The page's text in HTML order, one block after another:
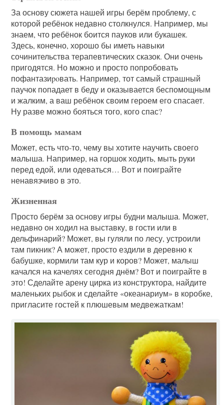
За основу сюжета нашей игры берём проблему, с
которой ребёнок недавно столкнулся. Например, мы
знаем, что ребёнок боится пауков или букашек.
Здесь, конечно, хорошо бы иметь навыки
сочинительства терапевтических сказок. Они очень
пригодятся. Но можно и просто попробовать
пофантазиpoвать. Например, тот самый страшный
паучок попадает в беду и оказывается беспомощным
и жалким, а ваш ребёнок своим героем его спасает.
Ну разве можно бояться того, кого спас?
В помощь мамам
Может, есть что-то, чему вы хотите научить своего
малыша. Например, на горшок ходить, мыть руки
перед едой, или одеваться… Вот и поиграйте
ненавязчиво в это.
Жизненная
Просто берём за основу игры будни малыша. Может,
недавно он ходил на выставку, в гости или в
дельфинарий? Может, вы гуляли по лесу, устроили
там пикник? А может, просто ездили в деревню к
бабушке, кормили там кур и коров? Может, малыш
качался на качелях сегодня днём? Вот и поиграйте в
это! Сделайте арену цирка из конструктора, найдите
маленьких рыбок и сделайте «океанариум» в коробке,
пригласите гостей к плюшевым медвежаткам!